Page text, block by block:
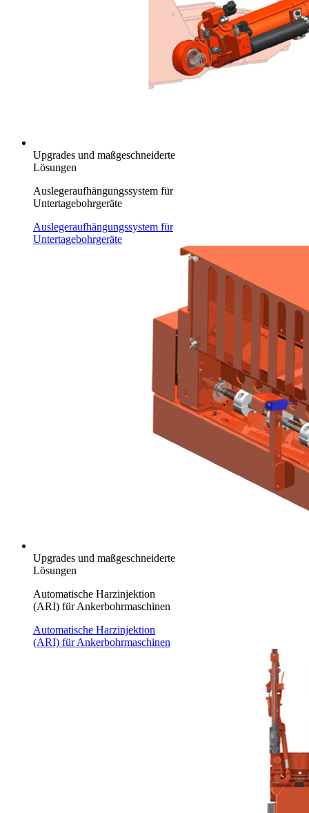
Upgrades und maßgeschneiderte
Lösungen
Auslegeraufhängungssystem für
Untertagebohrgeräte
Auslegeraufhängungssystem für
Untertagebohrgeräte
Upgrades und maßgeschneiderte
Lösungen
Automatische Harzinjektion
(ARI) für Ankerbohrmaschinen
Automatische Harzinjektion
(ARI) für Ankerbohrmaschinen